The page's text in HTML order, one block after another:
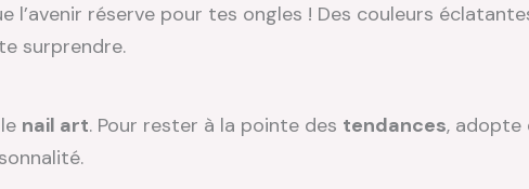
réserve pour tes ongles ! Des couleurs
surprendre.
nail art. Pour rester à la pointe des tendances, adopte